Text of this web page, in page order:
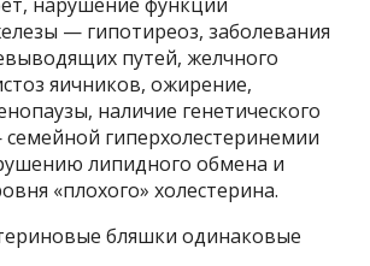
— гипотиреоз, заболевания
путей, желчного
яичников, ожирение,
наличие генетического
гиперхолестеринемии
липидного обмена и
«плохого» холестерина.
бляшки одинаковые